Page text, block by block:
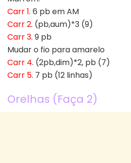
Carr 1. 6 pb em AM
Carr 2. (pb,aum)*3 (9)
Carr 3. 9 pb
Mudar o fio para amarelo
Carr 4. (2pb,dim)*2, pb (7)
Carr 5. 7 pb (12 linhas)
Orelhas (Faça 2)